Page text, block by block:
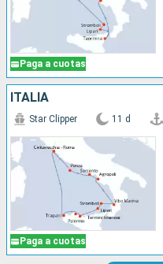
Paga a cuotas
ITALIA
Paga a cuotas
Star Clipper 11 d